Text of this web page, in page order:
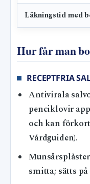
Läkningstid med
Hur får man
RECEPTFRIA
Antivirala
penciklovir
och kan
Vårdguiden).
smitta; sätts